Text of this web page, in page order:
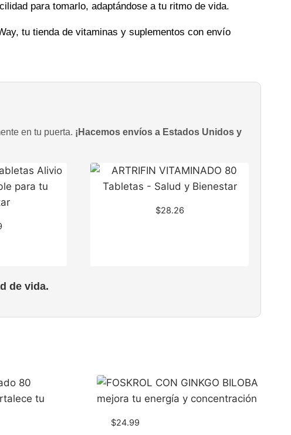
para tomarlo, adaptándose a tu ritmo de vida.
tu tienda de vitaminas y suplementos con envío
en tu puerta. ¡Hacemos envíos a Estados Unidos y
$28.26
de vida.
$24.99